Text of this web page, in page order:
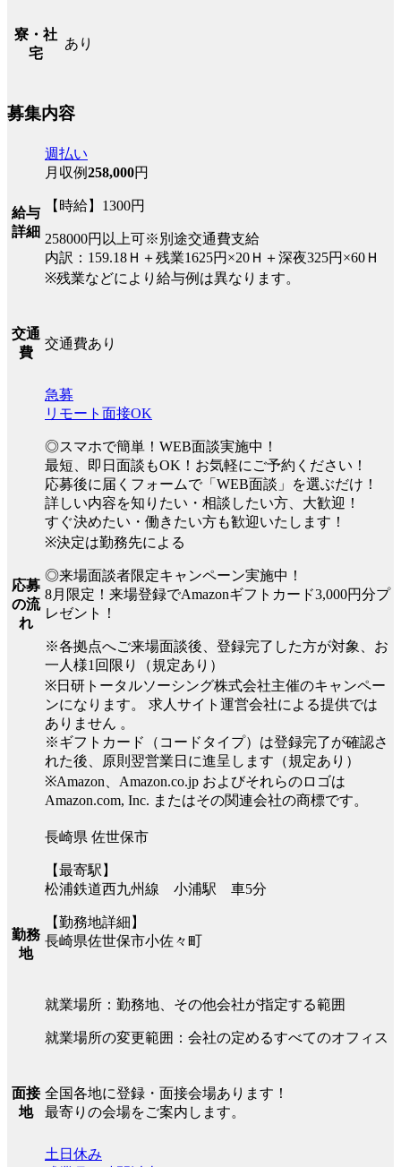
寮・社
宅
あり
募集内容
給与
詳細
週払い
月収例258,000円
【時給】1300円
258000円以上可※別途交通費支給
内訳：159.18Ｈ＋残業1625円×20Ｈ＋深夜325円×60Ｈ
※残業などにより給与例は異なります。
交通
費
交通費あり
応募
の流
れ
急募
リモート面接OK
◎スマホで簡単！WEB面談実施中！
最短、即日面談もOK！お気軽にご予約ください！
応募後に届くフォームで「WEB面談」を選ぶだけ！
詳しい内容を知りたい・相談したい方、大歓迎！
すぐ決めたい・働きたい方も歓迎いたします！
※決定は勤務先による
◎来場面談者限定キャンペーン実施中！
8月限定！来場登録でAmazonギフトカード3,000円分プ
レゼント！
※各拠点へご来場面談後、登録完了した方が対象、お
一人様1回限り（規定あり）
※日研トータルソーシング株式会社主催のキャンペー
ンになります。 求人サイト運営会社による提供では
ありません 。
※ギフトカード（コードタイプ）は登録完了が確認さ
れた後、原則翌営業日に進呈します（規定あり）
※Amazon、Amazon.co.jp およびそれらのロゴは
Amazon.com, Inc. またはその関連会社の商標です。
勤務
地
長崎県 佐世保市
【最寄駅】
松浦鉄道西九州線 小浦駅 車5分
【勤務地詳細】
長崎県佐世保市小佐々町
就業場所：勤務地、その他会社が指定する範囲
就業場所の変更範囲：会社の定めるすべてのオフィス
面接
地
全国各地に登録・面接会場あります！
最寄りの会場をご案内します。
土日休み